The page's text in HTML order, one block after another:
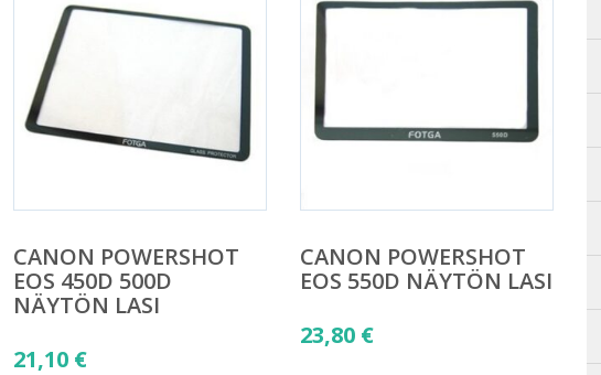
CANON POWERSHOT
EOS 450D 500D
NÄYTÖN LASI
21,10 €
CANON POWERSHOT
EOS 550D NÄYTÖN LASI
23,80 €